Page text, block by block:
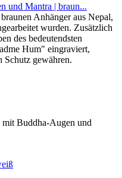
und Mantra | braun...
Anhänger aus Nepal,
wurden. Zusätzlich
des bedeutendsten
Hum" eingraviert,
Schutz gewähren.